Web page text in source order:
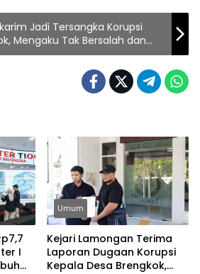
Jadi Tersangka Korupsi
Mengaku Tak Bersalah dan
I
Umum
Kejari Lamongan Terima
Laporan Dugaan Korupsi
Kepala Desa Brengkok,